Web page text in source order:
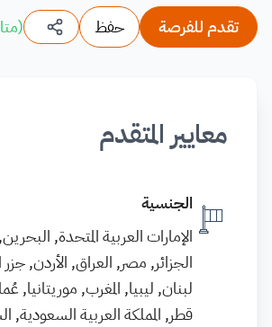
تقدم للفرصة حفظ (
معايير المتقدم
الجنسية
الإمارات العربية المتحدة,
الجزائر, مصر, العراق, الأردن,
لبنان, ليبيا, المغرب,
قطر, المملكة العربية السعودية,